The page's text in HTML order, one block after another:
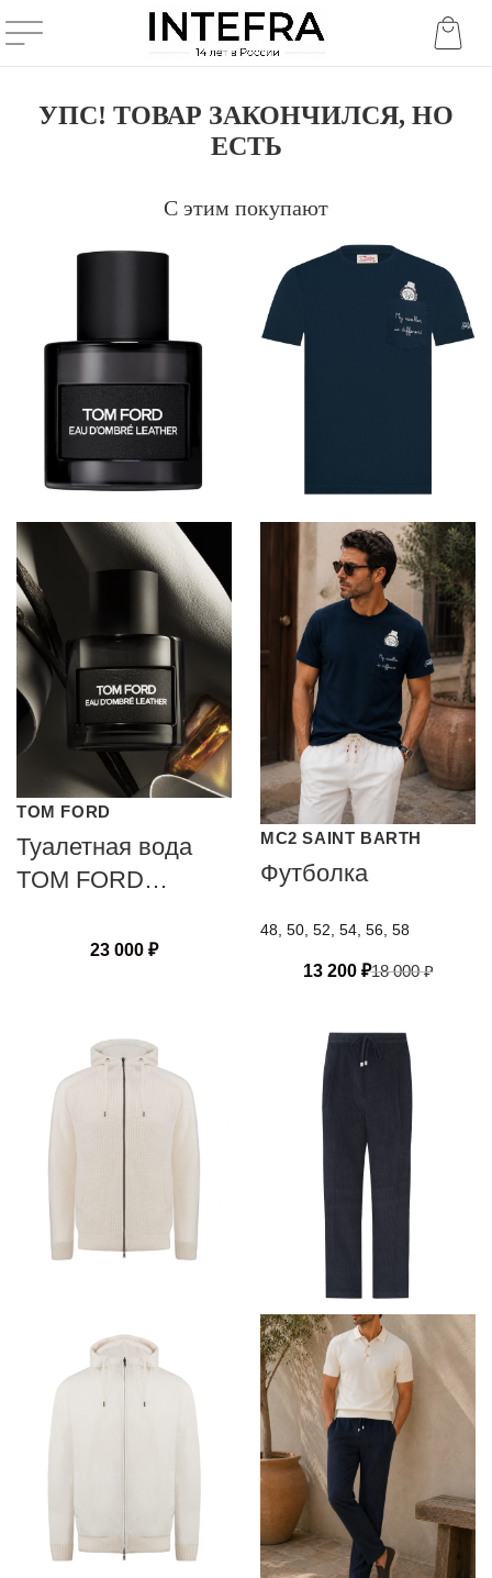
УПС! ТОВАР ЗАКОНЧИЛСЯ, НО
ЕСТЬ
С этим покупают
TOM FORD
Туалетная вода
TOM FORD
23 000 ₽
MC2 SAINT BARTH
Футболка
48, 50, 52, 54, 56, 58
13 200 ₽18 000₽